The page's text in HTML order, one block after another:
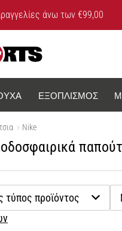
άνω των €99,00
ΕΞΟΠΛΙΣΜΌΣ
Nike
τύπος προϊόντος